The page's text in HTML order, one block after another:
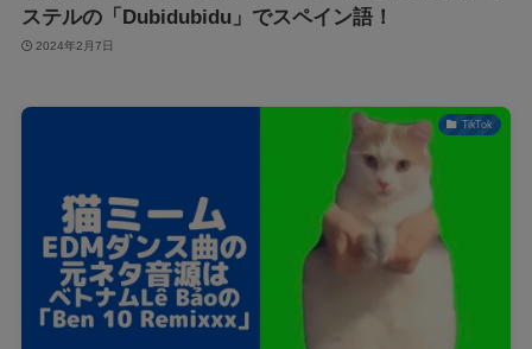
ステルの「Dubidubidu」でスペイン語！
2024年2月7日
TikTok